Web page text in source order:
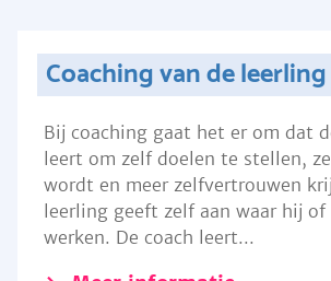
Coaching van de leerling
Bij coaching gaat het er om dat
leert om zelf doelen te stellen,
wordt en meer zelfvertrouwen
leerling geeft zelf aan waar hij of
werken. De coach leert...